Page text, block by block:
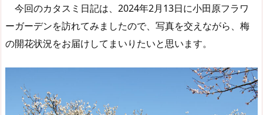
今回のカタスミ日記は、2024年2月13日に小田原フラワ
ーガーデンを訪れてみましたので、写真を交えながら、梅
の開花状況をお届けしてまいりたいと思います。